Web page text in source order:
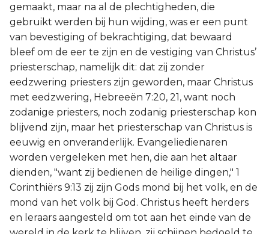
gemaakt, maar na al de plechtigheden, die
gebruikt werden bij hun wijding, was er een punt
van bevestiging of bekrachtiging, dat bewaard
bleef om de eer te zijn en de vestiging van Christus’
priesterschap, namelijk dit: dat zij zonder
eedzwering priesters zijn geworden, maar Christus
met eedzwering, Hebreeën 7:20, 21, want noch
zodanige priesters, noch zodanig priesterschap kon
blijvend zijn, maar het priesterschap van Christus is
eeuwig en onveranderlijk. Evangeliedienaren
worden vergeleken met hen, die aan het altaar
dienden, "want zij bedienen de heilige dingen," 1
Corinthiërs 9:13 zij zijn Gods mond bij het volk, en de
mond van het volk bij God. Christus heeft herders
en leraars aangesteld om tot aan het einde van de